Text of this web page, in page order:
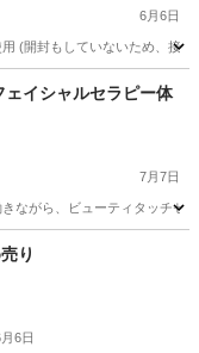
6月6日
(開封もしていないため、接
ェイシャルセラピー体
7月7日
ながら、ビューティタッチ
ニター
り
6日